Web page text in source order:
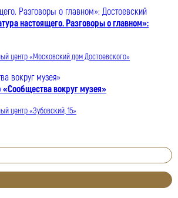
настоящего. Разговоры о главном»:
центр «Московский дом Достоевского»
вокруг музея»
центр «Зубовский, 15»